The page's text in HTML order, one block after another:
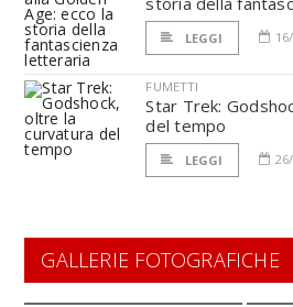
LEGGI
FUMETTI
Star Trek:
del tempo
LEGGI
GALLERIE FOTOGRAFICHE